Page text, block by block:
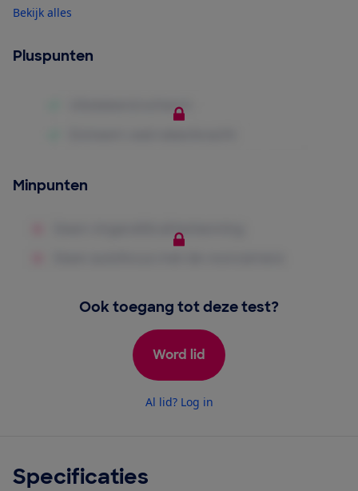
Bekijk alles
Pluspunten
Minpunten
Ook toegang tot deze test?
Word lid
Al lid? Log in
Specificaties